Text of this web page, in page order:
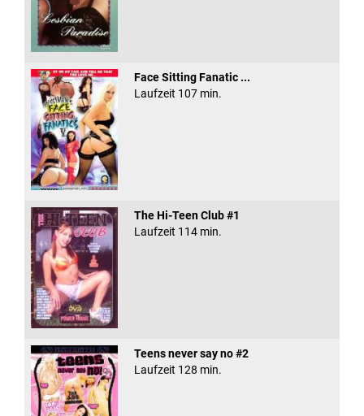
Face Sitting Fanatic ...
Laufzeit 107 min.
The Hi-Teen Club #1
Laufzeit 114 min.
Teens never say no #2
Laufzeit 128 min.